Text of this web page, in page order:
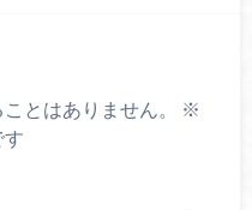
とはありません。
※